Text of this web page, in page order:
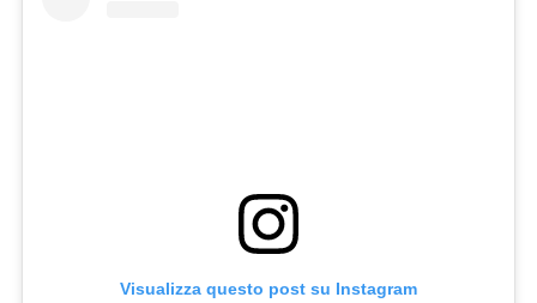
Visualizza questo post su Instagram